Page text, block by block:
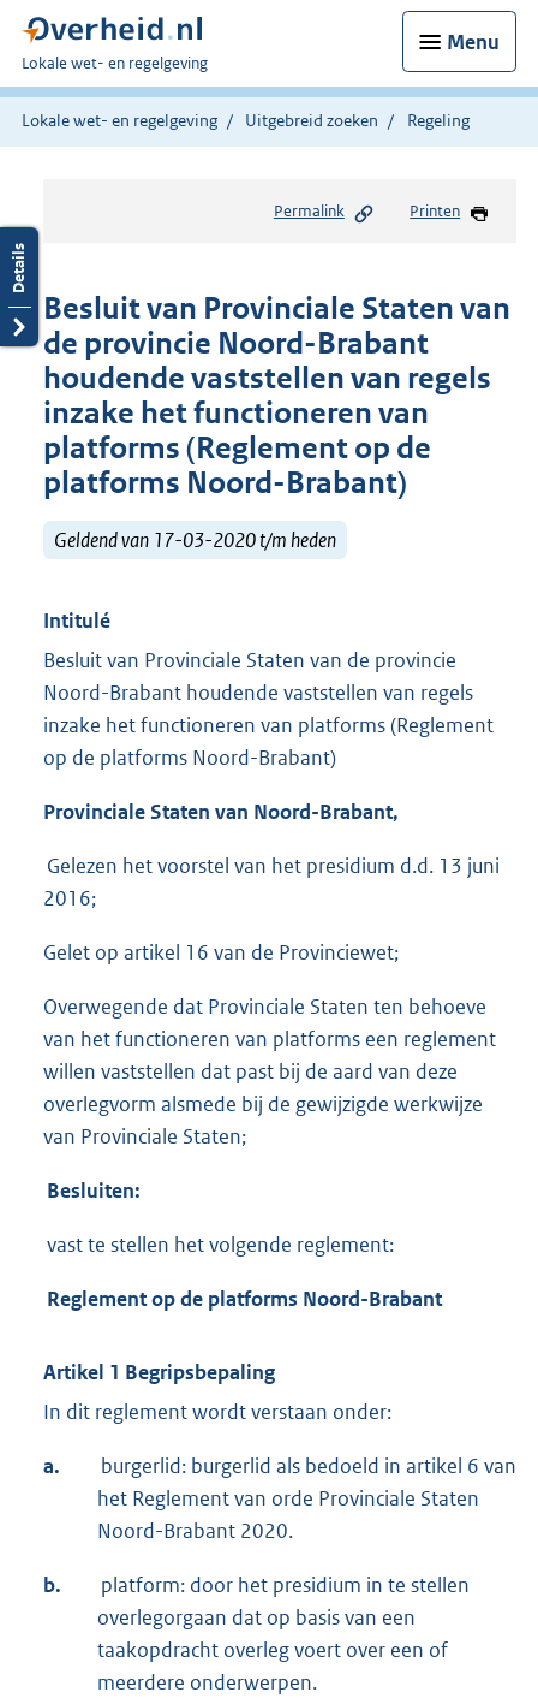
Menu
U
bent
hier:
Lokale wet- en regelgeving
Lokale wet- en regelgeving Uitgebreid zoeken Regeling
Permalink Printen
Besluit van Provinciale Staten van
de provincie Noord-Brabant
houdende vaststellen van regels
inzake het functioneren van
platforms (Reglement op de
platforms Noord-Brabant)
Geldend van 17-03-2020 t/m heden
Intitulé
Besluit van Provinciale Staten van de provincie
Noord-Brabant houdende vaststellen van regels
inzake het functioneren van platforms (Reglement
op de platforms Noord-Brabant)
Provinciale Staten van Noord-Brabant,
Gelezen het voorstel van het presidium d.d. 13 juni
2016;
Gelet op artikel 16 van de Provinciewet;
Overwegende dat Provinciale Staten ten behoeve
van het functioneren van platforms een reglement
willen vaststellen dat past bij de aard van deze
overlegvorm alsmede bij de gewijzigde werkwijze
van Provinciale Staten;
Besluiten:
vast te stellen het volgende reglement:
Reglement op de platforms Noord-Brabant
Artikel 1 Begripsbepaling
In dit reglement wordt verstaan onder:
a.
burgerlid: burgerlid als bedoeld in artikel 6 van
het Reglement van orde Provinciale Staten
Noord-Brabant 2020.
b.
platform: door het presidium in te stellen
overlegorgaan dat op basis van een
taakopdracht overleg voert over een of
meerdere onderwerpen.